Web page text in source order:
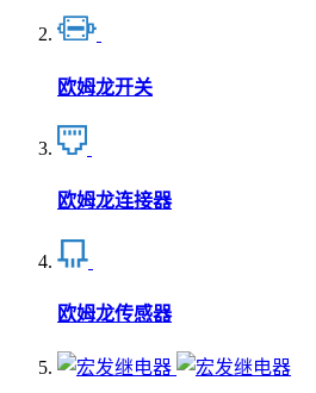
欧姆龙开关
欧姆龙连接器
欧姆龙传感器